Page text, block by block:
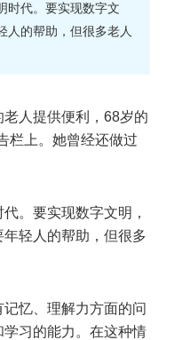
时代。要实现数字文
人的帮助，但很多老人
人提供便利，68岁的
栏上。她曾经还做过
。要实现数字文明，
轻人的帮助，但很多
忆、理解力方面的问
习的能力。在这种情